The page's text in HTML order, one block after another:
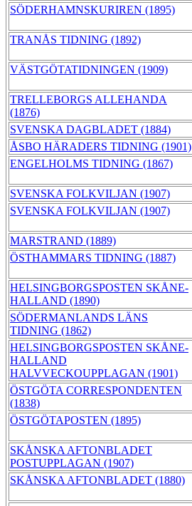
SÖDERHAMNSKURIREN (1895)
TRANÅS TIDNING (1892)
VÄSTGÖTATIDNINGEN (1909)
TRELLEBORGS ALLEHANDA
(1876)
SVENSKA DAGBLADET (1884)
ÅSBO HÄRADERS TIDNING (1901)
ENGELHOLMS TIDNING (1867)
SVENSKA FOLKVILJAN (1907)
SVENSKA FOLKVILJAN (1907)
MARSTRAND (1889)
ÖSTHAMMARS TIDNING (1887)
HELSINGBORGSPOSTEN SKÅNE-
HALLAND (1890)
SÖDERMANLANDS LÄNS
TIDNING (1862)
HELSINGBORGSPOSTEN SKÅNE-
HALLAND
HALVVECKOUPPLAGAN (1901)
ÖSTGÖTA CORRESPONDENTEN
(1838)
ÖSTGÖTAPOSTEN (1895)
SKÅNSKA AFTONBLADET
POSTUPPLAGAN (1907)
SKÅNSKA AFTONBLADET (1880)